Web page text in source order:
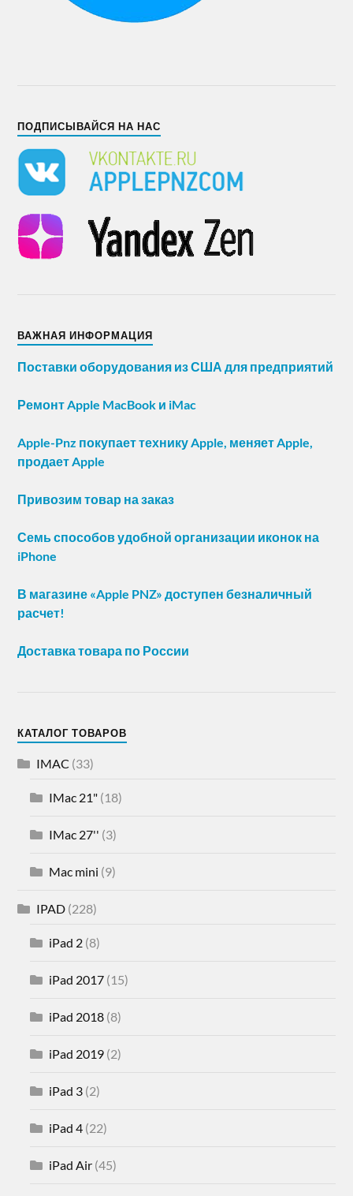
ПОДПИСЫВАЙСЯ НА НАС
ВАЖНАЯ ИНФОРМАЦИЯ
Поставки оборудования из США для предприятий
Ремонт Apple MacBook и iMac
Apple-Pnz покупает технику Apple, меняет Apple,
продает Apple
Привозим товар на заказ
Семь способов удобной организации иконок на
iPhone
В магазине «Apple PNZ» доступен безналичный
расчет!
Доставка товара по России
КАТАЛОГ ТОВАРОВ
IMAC (33)
IMac 21" (18)
IMac 27'' (3)
Mac mini (9)
IPAD (228)
iPad 2 (8)
iPad 2017 (15)
iPad 2018 (8)
iPad 2019 (2)
iPad 3 (2)
iPad 4 (22)
iPad Air (45)